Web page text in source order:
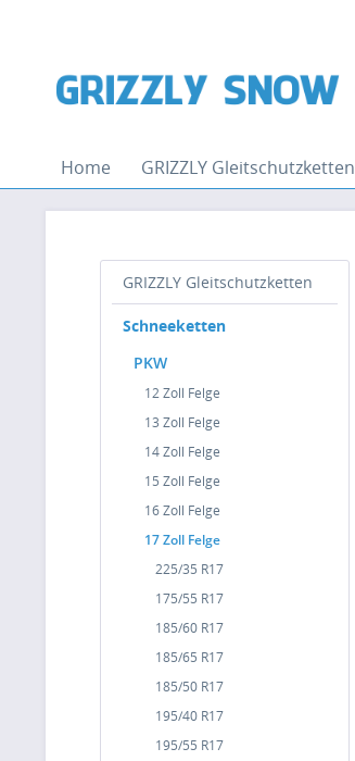
Home GRIZZLY Gleitschutzketten
GRIZZLY Gleitschutzketten
Schneeketten
PKW
12 Zoll Felge
13 Zoll Felge
14 Zoll Felge
15 Zoll Felge
16 Zoll Felge
17 Zoll Felge
225/35 R17
175/55 R17
185/60 R17
185/65 R17
185/50 R17
195/40 R17
195/55 R17